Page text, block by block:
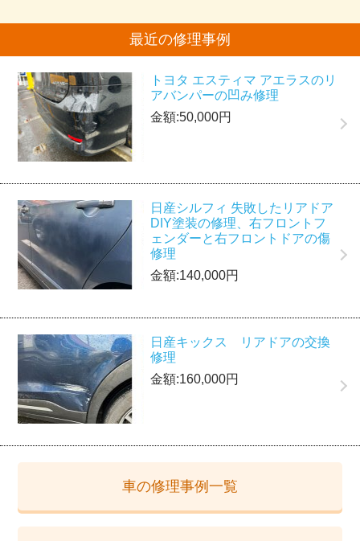
最近の修理事例
トヨタ エスティマ アエラスのリ
アバンパーの凹み修理
金額:50,000円
日産シルフィ 失敗したリアドア
DIY塗装の修理、右フロントフ
ェンダーと右フロントドアの傷
修理
金額:140,000円
日産キックス リアドアの交換
修理
金額:160,000円
車の修理事例一覧